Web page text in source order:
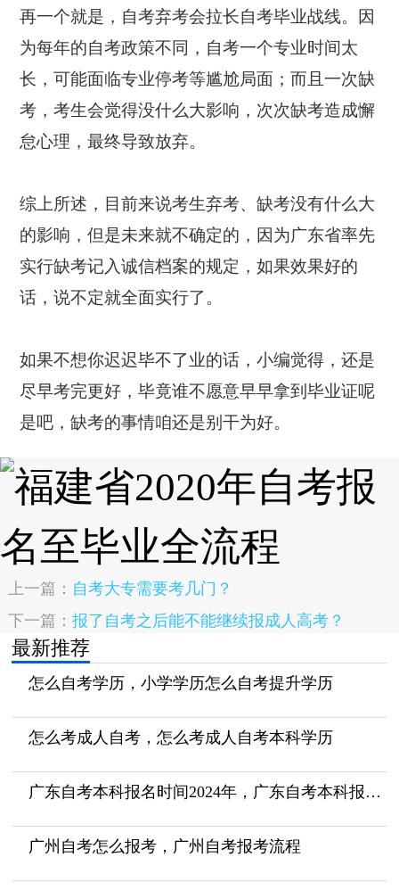
再一个就是，自考弃考会拉长自考毕业战线。因
为每年的自考政策不同，自考一个专业时间太
长，可能面临专业停考等尴尬局面；而且一次缺
考，考生会觉得没什么大影响，次次缺考造成懈
怠心理，最终导致放弃。
综上所述，目前来说考生弃考、缺考没有什么大
的影响，但是未来就不确定的，因为广东省率先
实行缺考记入诚信档案的规定，如果效果好的
话，说不定就全面实行了。
如果不想你迟迟毕不了业的话，小编觉得，还是
尽早考完更好，毕竟谁不愿意早早拿到毕业证呢
是吧，缺考的事情咱还是别干为好。
上一篇： 自考大专需要考几门？
下一篇：报了自考之后能不能继续报成人高考？
最新推荐
怎么自考学历，小学学历怎么自考提升学历
怎么考成人自考，怎么考成人自考本科学历
广东自考本科报名时间2024年，广东自考本科报名时间2024年4月
广州自考怎么报考，广州自考报考流程